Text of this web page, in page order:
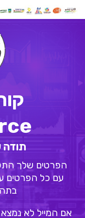
הפרטים שלך
עם כל הפרטים
אם המייל לא